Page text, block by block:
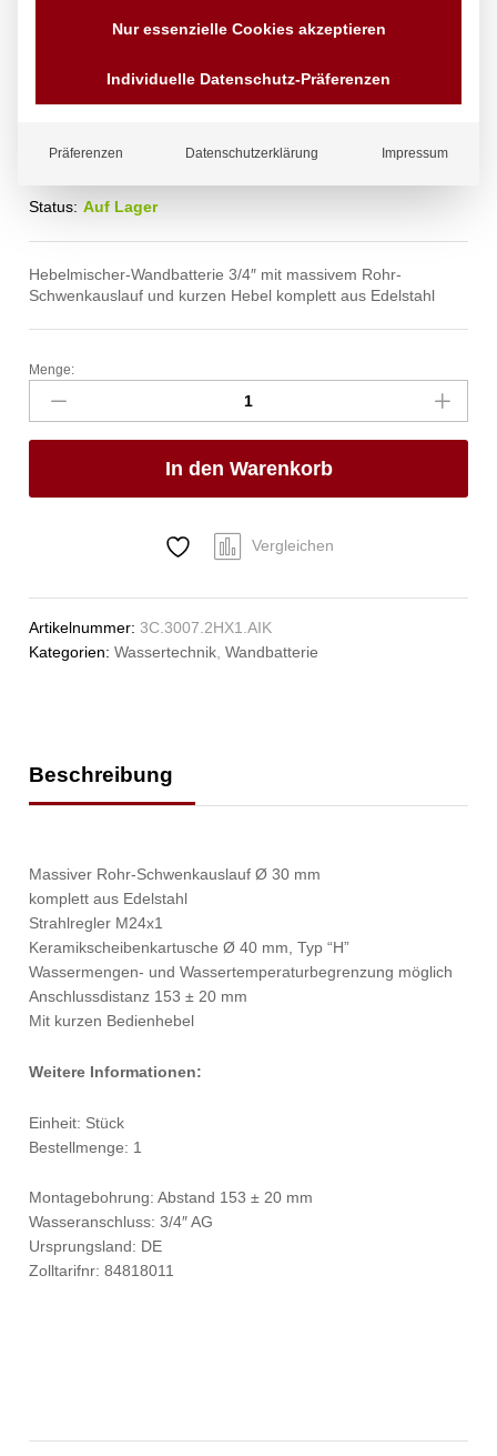
zzgl.Versandkosten
Status: Auf Lager
Hebelmischer-Wandbatterie 3/4″ mit massivem Rohr-
Schwenkauslauf und kurzen Hebel komplett aus Edelstahl
exim
Wandbatterie
3/4"
Anzahl
Menge:
In den Warenkorb
Vergleichen
Artikelnummer:3C.3007.2HX1.AIK
Kategorien:Wassertechnik ,Wandbatterie
Beschreibung
Massiver Rohr-Schwenkauslauf Ø 30 mm
komplett aus Edelstahl
Strahlregler M24x1
Keramikscheibenkartusche Ø 40 mm, Typ “H”
Wassermengen- und Wassertemperaturbegrenzung möglich
Anschlussdistanz 153 ± 20 mm
Mit kurzen Bedienhebel
Weitere Informationen:
Einheit: Stück
Bestellmenge: 1
Montagebohrung: Abstand 153 ± 20 mm
Wasseranschluss: 3/4″ AG
Ursprungsland: DE
Zolltarifnr: 84818011
Nur essenzielle Cookies akzeptieren
Individuelle Datenschutz-Präferenzen
Präferenzen Datenschutzerklärung Impressum